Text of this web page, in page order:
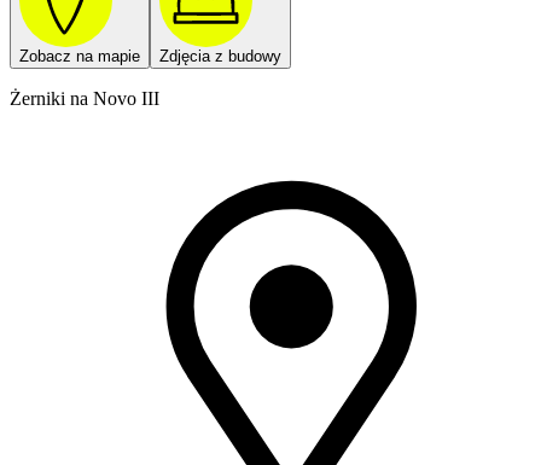
Zobacz na mapie Zdjęcia z budowy
Żerniki na Novo III